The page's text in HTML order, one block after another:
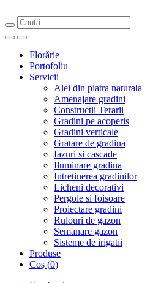
Florărie
Portofoliu
Servicii
Alei din piatra naturala
Amenajare gradini
Constructii Terarii
Gradini pe acoperis
Gradini verticale
Gratare de gradina
Iazuri si cascade
Iluminare gradina
Intretinerea gradinilor
Licheni decorativi
Pergole si foisoare
Proiectare gradini
Rulouri de gazon
Semanare gazon
Sisteme de irigatii
Produse
Coș (0)